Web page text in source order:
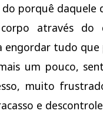
porquê daquele
através do
engordar tudo que
um pouco,
muito
e